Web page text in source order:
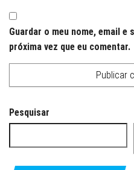
Guardar o meu nome, email
próxima vez que eu comentar.
Pesquisar